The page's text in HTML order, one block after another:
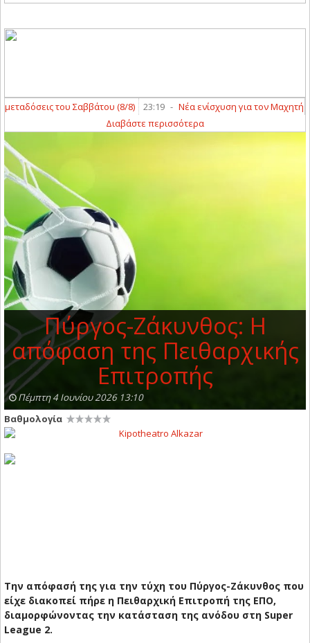
του Σαββάτου (8/8) 23:19 - Νέα ενίσχυση για τον Μαχητή
Διαβάστε περισσότερα
Πύργος-Ζάκυνθος: Η
απόφαση της Πειθαρχικής
Επιτροπής
Πέμπτη 4 Ιουνίου 2026 13:10
Βαθμολογία
Την απόφασή της για την τύχη του Πύργος-Ζάκυνθος που
είχε διακοπεί πήρε η Πειθαρχική Επιτροπή της ΕΠΟ,
διαμορφώνοντας την κατάσταση της ανόδου στη Super
League 2.